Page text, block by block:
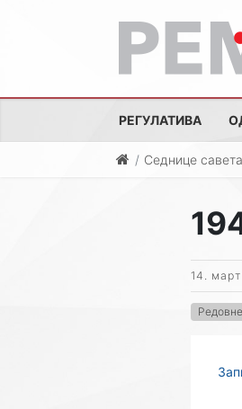
РЕГУЛАТИВА
Седнице савета
14.